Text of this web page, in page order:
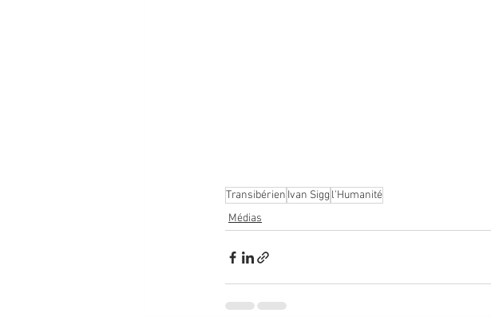
Transibérien Ivan Sigg l'Humanité
Médias